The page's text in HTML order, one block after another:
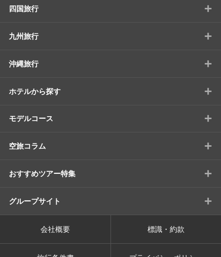
四国旅行 +
九州旅行 +
沖縄旅行 +
ホテルから探す +
モデルコース +
空旅コラム +
おすすめツアー特集 +
グループサイト +
会社概要 標識・約款